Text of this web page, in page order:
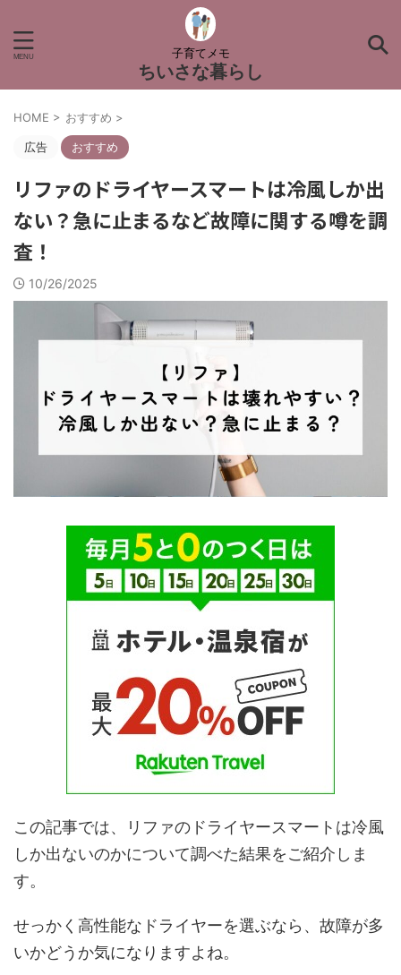
子育てメモ
ちいさな暮らし
HOME > おすすめ >
広告 おすすめ
リファのドライヤースマートは冷風しか出
ない？急に止まるなど故障に関する噂を調
査！
10/26/2025
この記事では、リファのドライヤースマートは冷風
しか出ないのかについて調べた結果をご紹介しま
す。
せっかく高性能なドライヤーを選ぶなら、故障が多
いかどうか気になりますよね。